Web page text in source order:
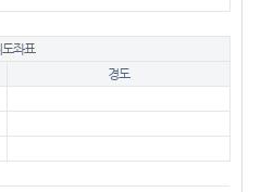
도좌표
경도